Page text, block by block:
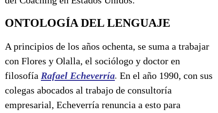
ONTOLOGÍA DEL LENGUAJE
A principios de los años ochenta, se suma a trabajar
con Flores y Olalla, el sociólogo y doctor en
filosofía Rafael Echeverría. En el año 1990, con sus
colegas abocados al trabajo de consultoría
empresarial, Echeverría renuncia a esto para